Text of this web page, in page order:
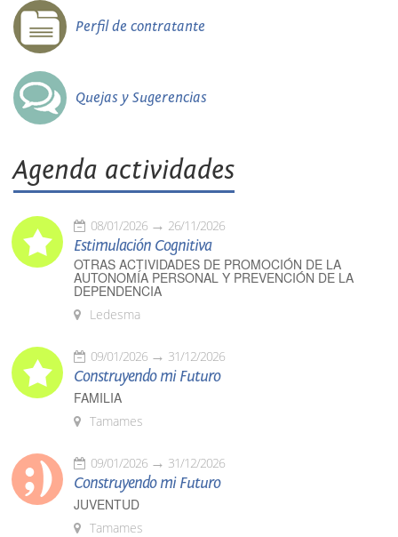
Perfil de contratante
Quejas y Sugerencias
Agenda actividades
08/01/2026 26/11/2026
Estimulación Cognitiva
OTRAS ACTIVIDADES DE PROMOCIÓN DE LA
AUTONOMÍA PERSONAL Y PREVENCIÓN DE LA
DEPENDENCIA
Ledesma
09/01/2026 31/12/2026
Construyendo mi Futuro
FAMILIA
Tamames
09/01/2026 31/12/2026
Construyendo mi Futuro
JUVENTUD
Tamames